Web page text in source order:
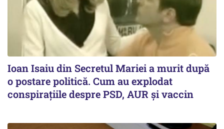
Ioan Isaiu din Secretul Mariei a murit după
o postare politică. Cum au explodat
conspirațiile despre PSD, AUR și vaccin